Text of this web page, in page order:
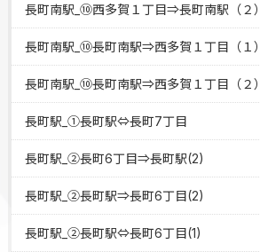
長町南駅_⑩西多賀１丁目⇒長町南駅（２）
長町南駅_⑩長町南駅⇒西多賀１丁目（１）
長町南駅_⑩長町南駅⇒西多賀１丁目（２）
長町駅_①長町駅⇔長町7丁目
長町駅_②長町6丁目⇒長町駅(2)
長町駅_②長町駅⇒長町6丁目(2)
長町駅_②長町駅⇔長町6丁目(1)